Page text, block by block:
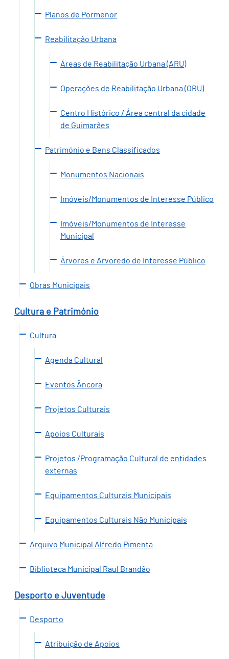
Planos de Pormenor
Reabilitação Urbana
Áreas de Reabilitação Urbana (ARU)
Operações de Reabilitação Urbana (ORU)
Centro Histórico / Área central da cidade
de Guimarães
Património e Bens Classificados
Monumentos Nacionais
Imóveis/Monumentos de Interesse Público
Imóveis/Monumentos de Interesse
Municipal
Árvores e Arvoredo de Interesse Público
Obras Municipais
Cultura e Património
Cultura
Agenda Cultural
Eventos Âncora
Projetos Culturais
Apoios Culturais
Projetos /Programação Cultural de entidades
externas
Equipamentos Culturais Municipais
Equipamentos Culturais Não Municipais
Arquivo Municipal Alfredo Pimenta
Biblioteca Municipal Raul Brandão
Desporto e Juventude
Desporto
Atribuição de Apoios